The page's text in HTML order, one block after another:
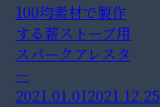
100均素材で製作
する薪ストーブ用
スパークアレスタ
ー
2021.01.012021.12.25